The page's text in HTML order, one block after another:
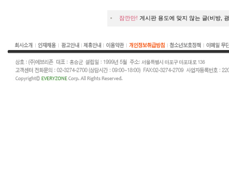
잠깐만! 게시판 용도에 맞지 않는 글(비방,